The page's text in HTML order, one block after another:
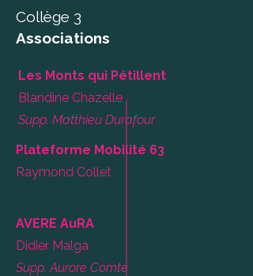
Collège 3
Associations
Les Monts qui Pétillent
Blandine Chazelle
Supp. Matthieu Durafour
Plateforme Mobilité 63
Raymond Collet
AVERE AuRA
Didier Malga
Supp. Aurore Comte